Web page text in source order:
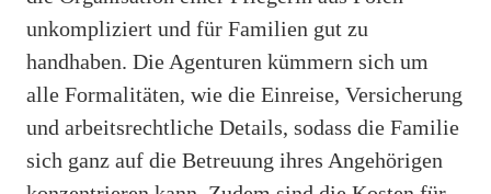
unkompliziert und für Familien gut zu
handhaben. Die Agenturen kümmern sich um
alle Formalitäten, wie die Einreise, Versicherung
und arbeitsrechtliche Details, sodass die Familie
sich ganz auf die Betreuung ihres Angehörigen